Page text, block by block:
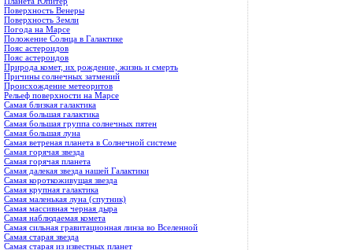
Поверхность Венеры
Поверхность Земли
Погода на Марсе
Положение Солнца в Галактике
Пояс астероидов
Пояс астероидов
Природа комет, их рождение, жизнь и смерть
Причины солнечных затмений
Происхождение метеоритов
Рельеф поверхности на Марсе
Самая близкая галактика
Самая большая галактика
Самая большая группа солнечных пятен
Самая большая луна
Самая ветреная планета в Солнечной системе
Самая горячая звезда
Самая горячая планета
Самая далекая звезда нашей Галактики
Самая короткоживущая звезда
Самая крупная галактика
Самая маленькая луна (спутник)
Самая массивная черная дыра
Самая наблюдаемая комета
Самая сильная гравитационная линза во Вселенной
Самая старая звезда
Самая старая из известных планет